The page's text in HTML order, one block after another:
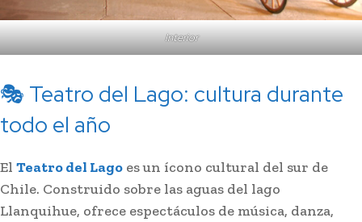
Interior
🎭 Teatro del Lago: cultura durante
todo el año
El Teatro del Lago es un ícono cultural del sur de
Chile. Construido sobre las aguas del lago
Llanquihue, ofrece espectáculos de música, danza,